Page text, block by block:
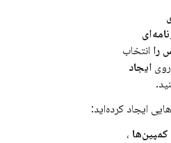
را انتخاب
ایجاد
ایجاد کرده‌اید:
کمپین‌ها ،